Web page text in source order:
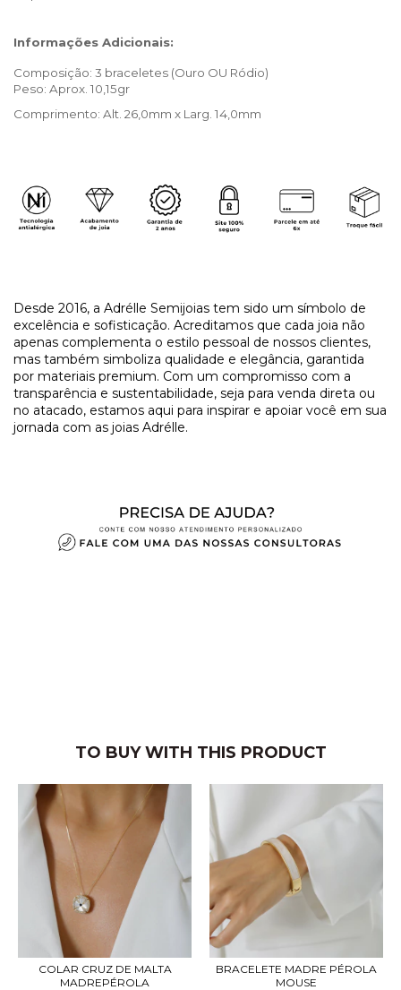
Informações Adicionais:
Composição: 3 braceletes (Ouro OU Ródio)
Peso: Aprox. 10,15gr
Comprimento: Alt. 26,0mm x Larg. 14,0mm
Desde 2016, a Adrélle Semijoias tem sido um símbolo de
excelência e sofisticação. Acreditamos que cada joia não
apenas complementa o estilo pessoal de nossos clientes,
mas também simboliza qualidade e elegância, garantida
por materiais premium. Com um compromisso com a
transparência e sustentabilidade, seja para venda direta ou
no atacado, estamos aqui para inspirar e apoiar você em sua
jornada com as joias Adrélle.
TO BUY WITH THIS PRODUCT
COLAR CRUZ DE MALTA
MADREPÉROLA
BRACELETE MADRE PÉROLA
MOUSE